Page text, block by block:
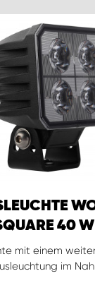
40 W
mit einem
im